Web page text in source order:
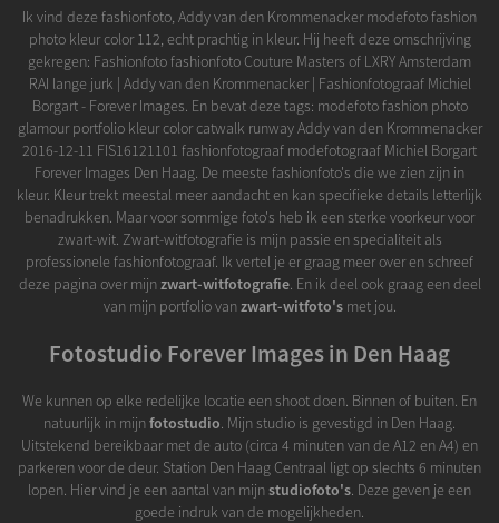
Ik vind deze fashionfoto, Addy van den Krommenacker modefoto fashion
photo kleur color 112, echt prachtig in kleur. Hij heeft deze omschrijving
gekregen: Fashionfoto fashionfoto Couture Masters of LXRY Amsterdam
RAI lange jurk | Addy van den Krommenacker | Fashionfotograaf Michiel
Borgart - Forever Images. En bevat deze tags: modefoto fashion photo
glamour portfolio kleur color catwalk runway Addy van den Krommenacker
2016-12-11 FIS16121101 fashionfotograaf modefotograaf Michiel Borgart
Forever Images Den Haag. De meeste fashionfoto's die we zien zijn in
kleur. Kleur trekt meestal meer aandacht en kan specifieke details letterlijk
benadrukken. Maar voor sommige foto's heb ik een sterke voorkeur voor
zwart-wit. Zwart-witfotografie is mijn passie en specialiteit als
professionele fashionfotograaf. Ik vertel je er graag meer over en schreef
deze pagina over mijnzwart-witfotografie. En ik deel ook graag een deel
van mijn portfolio vanzwart-witfoto'smet jou.
Fotostudio Forever Images in Den Haag
We kunnen op elke redelijke locatie een shoot doen. Binnen of buiten. En
natuurlijk in mijnfotostudio. Mijn studio is gevestigd in Den Haag.
Uitstekend bereikbaar met de auto (circa 4 minuten van de A12 en A4) en
parkeren voor de deur. Station Den Haag Centraal ligt op slechts 6 minuten
lopen. Hier vind je een aantal van mijnstudiofoto's. Deze geven je een
goede indruk van de mogelijkheden.